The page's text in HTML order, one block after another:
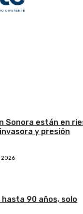
Sonora están en
y presión
2026
hasta 90 años, solo